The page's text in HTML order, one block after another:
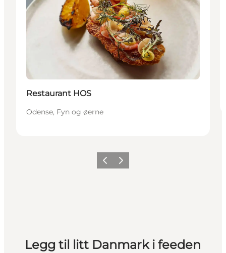
Restaurant HOS
Odense, Fyn og øerne
ForrigeNeste
Legg til litt Danmark i feeden